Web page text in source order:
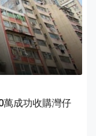
萬成功收購灣仔